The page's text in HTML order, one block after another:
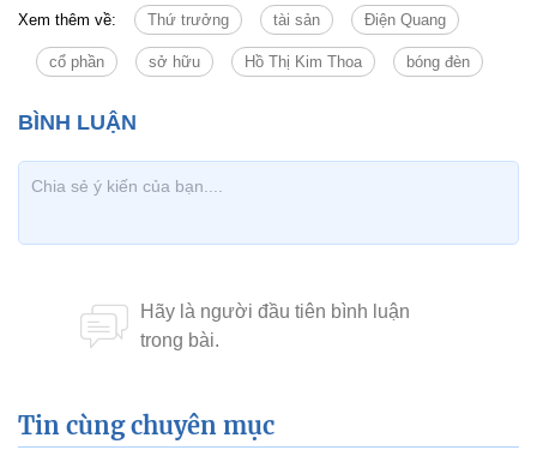
Xem thêm về: Thứ trưởng tài sản Điện Quang
cổ phần sở hữu Hồ Thị Kim Thoa bóng đèn
Tin cùng chuyên mục